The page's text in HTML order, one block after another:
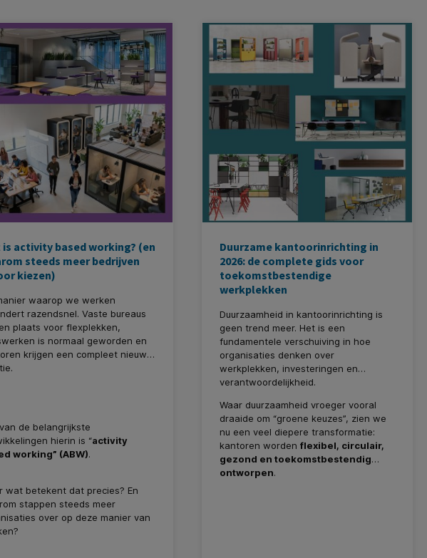
is activity based working? (en
steeds meer bedrijven
kiezen)
waarop we werken
razendsnel. Vaste bureaus
plaats voor flexplekken,
is normaal geworden en
krijgen een compleet nieuwe
de belangrijkste
hierin is “activity
working” (ABW).
wat betekent dat precies? En
stappen steeds meer
over op deze manier van
Duurzame kantoorinrichting in
2026: de complete gids voor
toekomstbestendige
werkplekken
Duurzaamheid in kantoorinrichting is
geen trend meer. Het is een
fundamentele verschuiving in hoe
organisaties denken over
werkplekken, investeringen en
verantwoordelijkheid.
Waar duurzaamheid vroeger vooral
draaide om “groene keuzes”, zien we
nu een veel diepere transformatie:
kantoren worden flexibel, circulair,
gezond en toekomstbestendig
ontworpen.